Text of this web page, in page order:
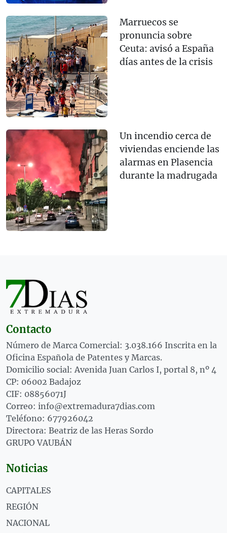
Marruecos se
pronuncia sobre
Ceuta: avisó a España
días antes de la crisis
Un incendio cerca de
viviendas enciende las
alarmas en Plasencia
durante la madrugada
Contacto
Número de Marca Comercial: 3.038.166 Inscrita en la
Oficina Española de Patentes y Marcas.
Domicilio social: Avenida Juan Carlos I, portal 8, nº 4
CP: 06002 Badajoz
CIF: 08856071J
Correo: info@extremadura7dias.com
Teléfono: 677926042
Directora: Beatriz de las Heras Sordo
GRUPO VAUBÁN
Noticias
CAPITALES
REGIÓN
NACIONAL